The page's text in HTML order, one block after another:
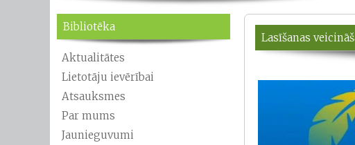
Bibliotēka
Aktualitātes
Lietotāju ievērībai
Atsauksmes
Par mums
Jaunieguvumi
Lasīšanas